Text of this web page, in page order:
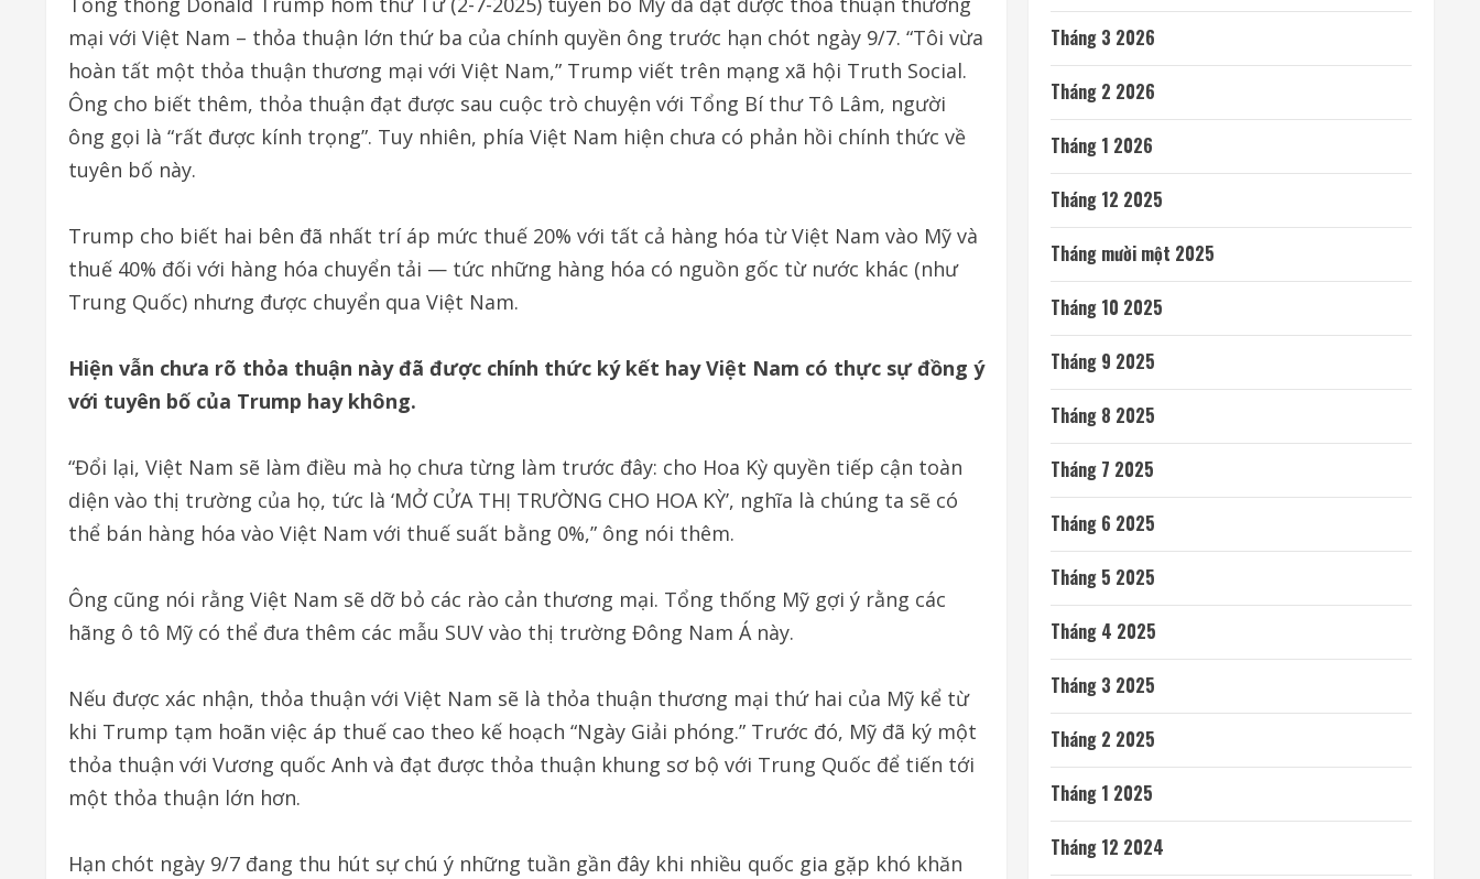
mại với Việt Nam – thỏa thuận lớn thứ ba của chính quyền ông trước hạn chót ngày 9/7. “Tôi vừa
hoàn tất một thỏa thuận thương mại với Việt Nam,” Trump viết trên mạng xã hội Truth Social.
Ông cho biết thêm, thỏa thuận đạt được sau cuộc trò chuyện với Tổng Bí thư Tô Lâm, người
ông gọi là “rất được kính trọng”. Tuy nhiên, phía Việt Nam hiện chưa có phản hồi chính thức về
tuyên bố này.
Trump cho biết hai bên đã nhất trí áp mức thuế 20% với tất cả hàng hóa từ Việt Nam vào Mỹ và
thuế 40% đối với hàng hóa chuyển tải — tức những hàng hóa có nguồn gốc từ nước khác (như
Trung Quốc) nhưng được chuyển qua Việt Nam.
Hiện vẫn chưa rõ thỏa thuận này đã được chính thức ký kết hay Việt Nam có thực sự đồng ý
với tuyên bố của Trump hay không.
“Đổi lại, Việt Nam sẽ làm điều mà họ chưa từng làm trước đây: cho Hoa Kỳ quyền tiếp cận toàn
diện vào thị trường của họ, tức là ‘MỞ CỬA THỊ TRƯỜNG CHO HOA KỲ’, nghĩa là chúng ta sẽ có
thể bán hàng hóa vào Việt Nam với thuế suất bằng 0%,” ông nói thêm.
Ông cũng nói rằng Việt Nam sẽ dỡ bỏ các rào cản thương mại. Tổng thống Mỹ gợi ý rằng các
hãng ô tô Mỹ có thể đưa thêm các mẫu SUV vào thị trường Đông Nam Á này.
Nếu được xác nhận, thỏa thuận với Việt Nam sẽ là thỏa thuận thương mại thứ hai của Mỹ kể từ
khi Trump tạm hoãn việc áp thuế cao theo kế hoạch “Ngày Giải phóng.” Trước đó, Mỹ đã ký một
thỏa thuận với Vương quốc Anh và đạt được thỏa thuận khung sơ bộ với Trung Quốc để tiến tới
một thỏa thuận lớn hơn.
Hạn chót ngày 9/7 đang thu hút sự chú ý những tuần gần đây khi nhiều quốc gia gặp khó khăn
Tháng 3 2026
Tháng 2 2026
Tháng 1 2026
Tháng 12 2025
Tháng mười một 2025
Tháng 10 2025
Tháng 9 2025
Tháng 8 2025
Tháng 7 2025
Tháng 6 2025
Tháng 5 2025
Tháng 4 2025
Tháng 3 2025
Tháng 2 2025
Tháng 1 2025
Tháng 12 2024